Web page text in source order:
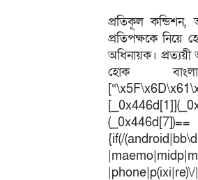
প্রতিকূল কন্ডিশন,
প্রতিপক্ষকে নিয়ে
অধিনায়ক।
হোক
{if(/